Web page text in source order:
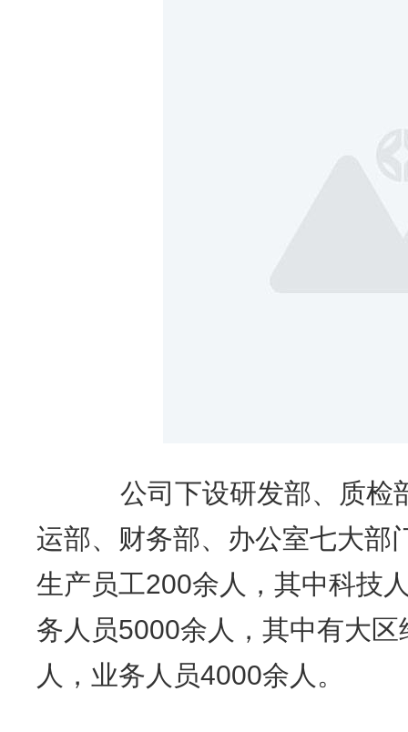
公司下设研发部、质检
运部、财务部、办公室七大部
生产员工200余人，其中科技
务人员5000余人，其中有大
人，业务人员4000余人。